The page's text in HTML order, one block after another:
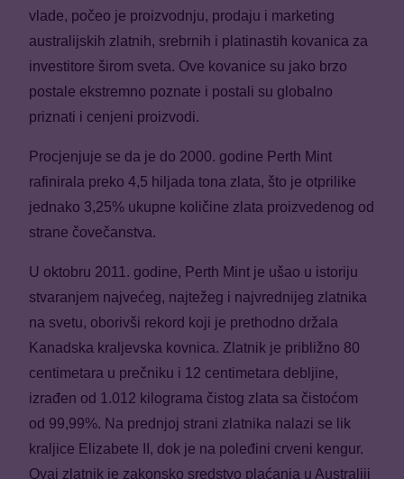
vlade, počeo je proizvodnju, prodaju i marketing
australijskih zlatnih, srebrnih i platinastih kovanica za
investitore širom sveta. Ove kovanice su jako brzo
postale ekstremno poznate i postali su globalno
priznati i cenjeni proizvodi.
Procjenjuje se da je do 2000. godine Perth Mint
rafinirala preko 4,5 hiljada tona zlata, što je otprilike
jednako 3,25% ukupne količine zlata proizvedenog od
strane čovečanstva.
U oktobru 2011. godine, Perth Mint je ušao u istoriju
stvaranjem najvećeg, najtežeg i najvrednijeg zlatnika
na svetu, oborivši rekord koji je prethodno držala
Kanadska kraljevska kovnica. Zlatnik je približno 80
centimetara u prečniku i 12 centimetara debljine,
izrađen od 1.012 kilograma čistog zlata sa čistoćom
od 99,99%. Na prednjoj strani zlatnika nalazi se lik
kraljice Elizabete II, dok je na poleđini crveni kengur.
Ovaj zlatnik je zakonsko sredstvo plaćanja u Australiji